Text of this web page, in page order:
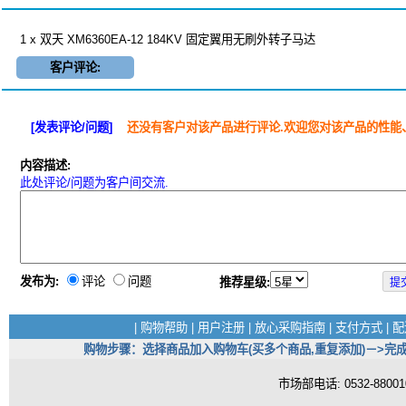
1 x 双天 XM6360EA-12 184KV 固定翼用无刷外转子马达
客户评论:
[发表评论/问题] 还没有客户对该产品进行评论.欢迎您对该产品的性
内容描述:
此处评论/问题为客户间交流.
发布为: 评论 问题 推荐星级:
购物帮助 用户注册 放心采购指南 支付方式
购物步骤：选择商品加入购物车(买多个商品,重复添加)－>
市场部电话: 0532-